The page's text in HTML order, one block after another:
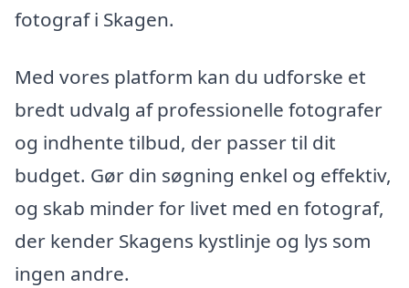
fotograf i Skagen.
Med vores platform kan du udforske et
bredt udvalg af professionelle fotografer
og indhente tilbud, der passer til dit
budget. Gør din søgning enkel og effektiv,
og skab minder for livet med en fotograf,
der kender Skagens kystlinje og lys som
ingen andre.